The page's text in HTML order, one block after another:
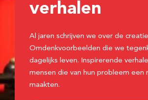
verhalen
Al jaren schrijven we over de
Omdenkvoorbeelden die we
dagelijks leven. Inspirerende
mensen die van hun probleem een
maakten.